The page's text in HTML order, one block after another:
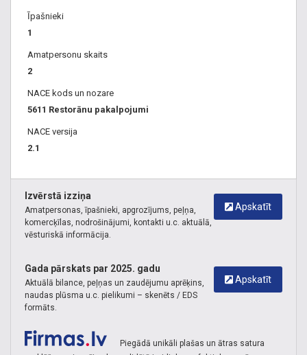
Īpašnieki
1
Amatpersonu skaits
2
NACE kods un nozare
5611 Restorānu pakalpojumi
NACE versija
2.1
Apskatīt
Izvērstā izziņa
Amatpersonas, īpašnieki, apgrozījums, peļņa,
komercķīlas, nodrošinājumi, kontakti u.c. aktuālā,
vēsturiskā informācija.
Apskatīt
Gada pārskats par 2025. gadu
Aktuālā bilance, peļņas un zaudējumu aprēķins,
naudas plūsma u.c. pielikumi – skenēts / EDS
formāts.
Piegādā unikāli plašas un ātras satura